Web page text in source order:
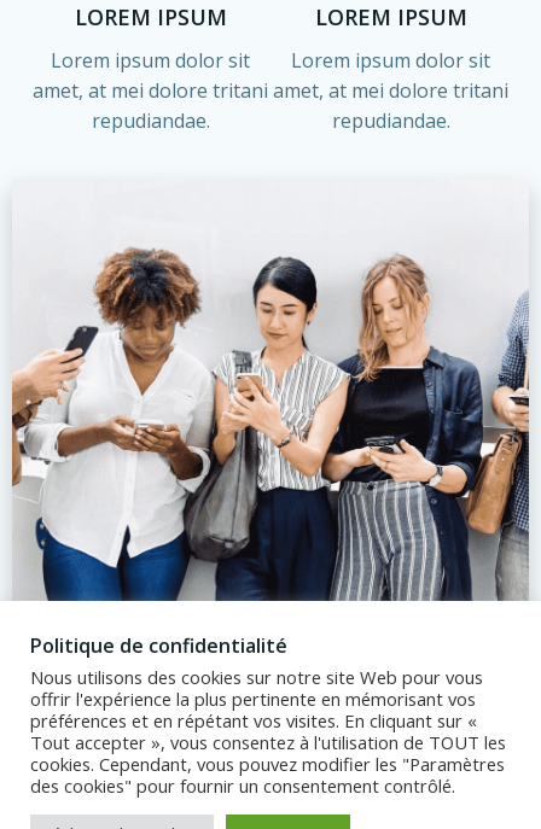
LOREM IPSUM
Lorem ipsum dolor sit
amet, at mei dolore tritani
repudiandae.
LOREM IPSUM
Lorem ipsum dolor sit
amet, at mei dolore tritani
repudiandae.
© 2026 Touch Roosters 91. Created for free using
WordPress andColibri
Politique de confidentialité
Nous utilisons des cookies sur notre site Web pour vous
offrir l'expérience la plus pertinente en mémorisant vos
préférences et en répétant vos visites. En cliquant sur «
Tout accepter », vous consentez à l'utilisation de TOUT les
cookies. Cependant, vous pouvez modifier les "Paramètres
des cookies" pour fournir un consentement contrôlé.